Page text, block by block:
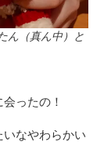
ん（真ん中）と
ったの！
なやわらかい